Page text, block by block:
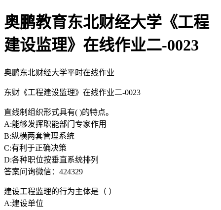
奥鹏教育东北财经大学《工程
建设监理》在线作业二-0023
奥鹏东北财经大学平时在线作业
东财《工程建设监理》在线作业二-0023
直线制组织形式具有( )的特点。
A:能够发挥职能部门专家作用
B:纵横两套管理系统
C:有利于正确决策
D:各种职位按垂直系统排列
答案问询微信：424329
建设工程监理的行为主体是（ ）
A:建设单位